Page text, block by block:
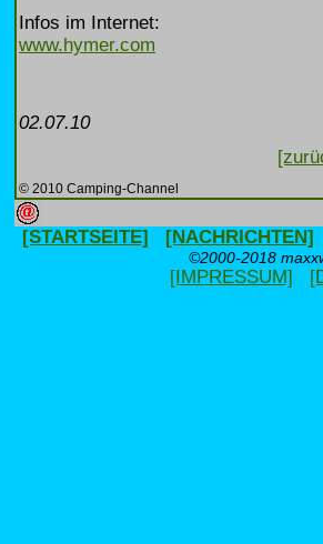
Infos im Internet:
www.hymer.com
02.07.10
© 2010 Camping-Channel
[STARTSEITE] [NACHRICHTEN]
©2000-2018
[IMPRESSUM]